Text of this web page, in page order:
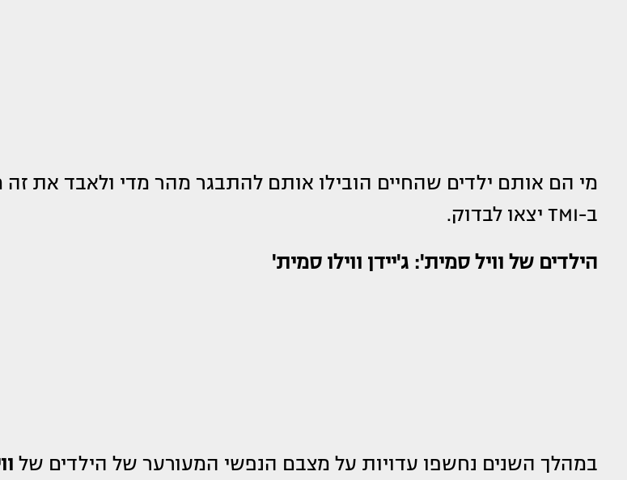
מי הם אותם ילדים שהחיים הובילו אותם להתבגר מהר מדי ולאבד את זה
ב-TMI יצאו לבדוק.
הילדים של וויל סמית': ג'יידן ווילו סמית'
במהלך השנים נחשפו עדויות על מצבם הנפשי המעורער של הילדים של